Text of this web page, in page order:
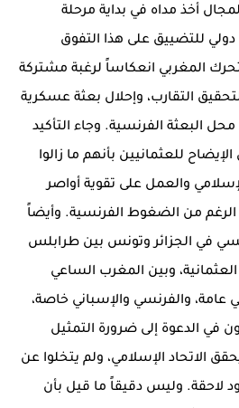
أخذ مداه في بداية مرحلة
للتضييق على هذا التفوق
المغربي انعكاساً لرغبة مشتركة
لتحقيق التقارب، وإحلال بعثة عسكرية
البعثة الفرنسية. وجاء التأكيد
للعثمانيين بأنهم ما زالوا
والعمل على تقوية أواصر
الرغم من الضغوط الفرنسية. وأيضاً
في الجزائر وتونس بين طرابلس
وبين المغرب الساعي
عامة، والفرنسي والإسباني خاصة،
في الدعوة إلى ضرورة التمثيل
الاتحاد الإسلامي، ولم يتخلوا عن
لاحقة. وليس دقيقاً ما قيل بأن